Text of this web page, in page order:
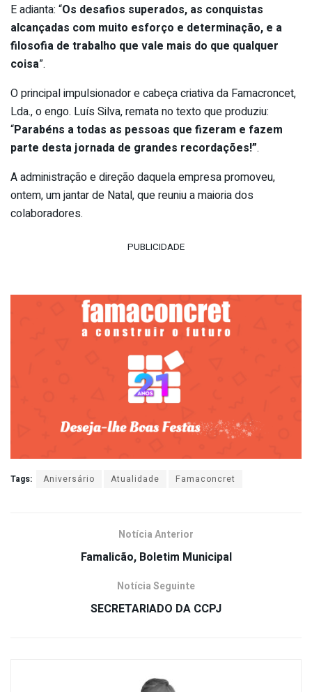
E adianta: “Os desafios superados, as conquistas
alcançadas com muito esforço e determinação, e a
filosofia de trabalho que vale mais do que qualquer
coisa”.
O principal impulsionador e cabeça criativa da Famacroncet,
Lda., o engo. Luís Silva, remata no texto que produziu:
“Parabéns a todas as pessoas que fizeram e fazem
parte desta jornada de grandes recordações!”.
A administração e direção daquela empresa promoveu,
ontem, um jantar de Natal, que reuniu a maioria dos
colaboradores.
PUBLICIDADE
Tags: Aniversário Atualidade Famaconcret
Notícia Anterior
Famalicão, Boletim Municipal
Notícia Seguinte
SECRETARIADO DA CCPJ